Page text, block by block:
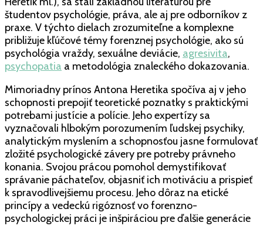
študentov psychológie, práva, ale aj pre odborníkov z
praxe. V týchto dielach zrozumiteľne a komplexne
približuje kľúčové témy forenznej psychológie, ako sú
psychológia vraždy, sexuálne deviácie, agresivita,
psychopatia a metodológia znaleckého dokazovania.
Mimoriadny prínos Antona Heretika spočíva aj v jeho
schopnosti prepojiť teoretické poznatky s praktickými
potrebami justície a polície. Jeho expertízy sa
vyznačovali hlbokým porozumením ľudskej psychiky,
analytickým myslením a schopnosťou jasne formulovať
zložité psychologické závery pre potreby právneho
konania. Svojou prácou pomohol demystifikovať
správanie páchateľov, objasniť ich motiváciu a prispieť
k spravodlivejšiemu procesu. Jeho dôraz na etické
princípy a vedeckú rigóznosť vo forenzno-
psychologickej práci je inšpiráciou pre ďalšie generácie